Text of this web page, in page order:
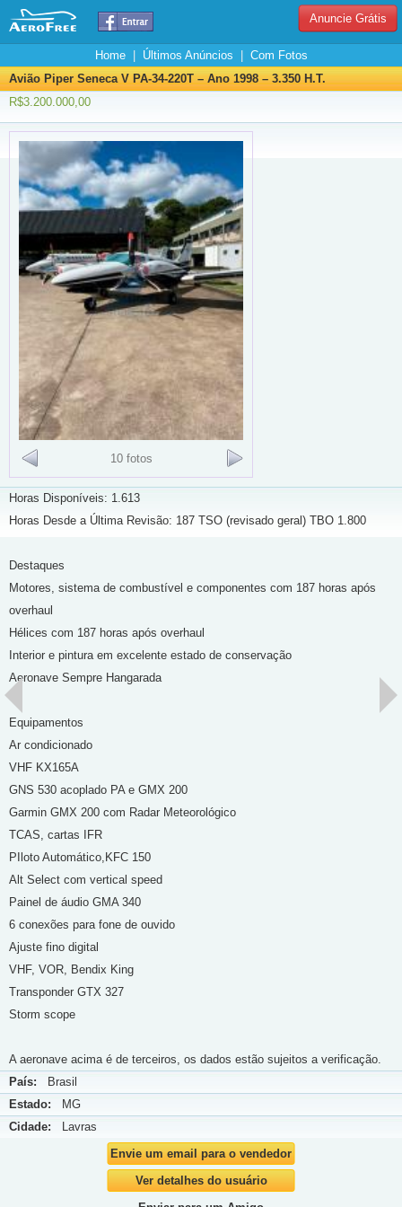
Anuncie Grátis
Home| Últimos Anúncios
Com Fotos
Avião Piper Seneca V PA-34-220T – Ano 1998 – 3.350 H.T.
R$3.200.000,00
10 fotos
Horas Disponíveis: 1.613
Horas Desde a Última Revisão: 187 TSO (revisado geral) TBO 1.800
Destaques
Motores, sistema de combustível e componentes com 187 horas após
overhaul
Hélices com 187 horas após overhaul
Interior e pintura em excelente estado de conservação
Aeronave Sempre Hangarada
Equipamentos
Ar condicionado
VHF KX165A
GNS 530 acoplado PA e GMX 200
Garmin GMX 200 com Radar Meteorológico
TCAS, cartas IFR
PIloto Automático,KFC 150
Alt Select com vertical speed
Painel de áudio GMA 340
6 conexões para fone de ouvido
Ajuste fino digital
VHF, VOR, Bendix King
Transponder GTX 327
Storm scope
A aeronave acima é de terceiros, os dados estão sujeitos a verificação.
País: Brasil
Estado: MG
Cidade: Lavras
Envie um email para o vendedor
Ver detalhes do usuário